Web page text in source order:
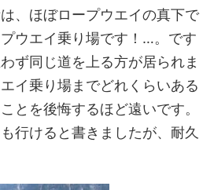
、ほぼロープウエイの真下で
ウエイ乗り場です！…。です
ず同じ道を上る方が居られま
イ乗り場までどれくらいある
とを後悔するほど遠いです。
行けると書きましたが、耐久